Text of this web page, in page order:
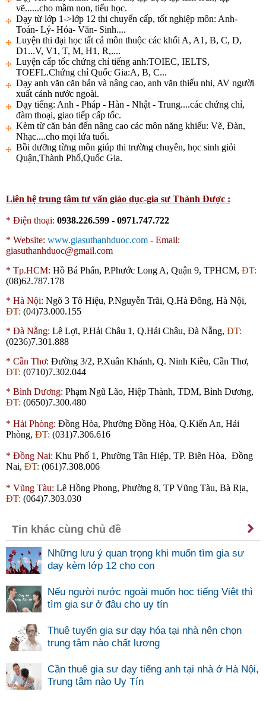
vẽ......cho mầm non, tiểu học.
Dạy từ lớp 1->lớp 12 thi chuyển cấp, tốt nghiệp môn: Anh-
Toán- Lý- Hóa- Văn- Sinh....
Luyện thi đại học tất cả môn thuộc các khối A, A1, B, C, D,
D1...V, V1, T, M, H1, R,....
Luyện cấp tốc chứng chỉ tiếng anh:TOIEC, IELTS,
TOEFL.Chứng chỉ Quốc Gia:A, B, C...
Dạy anh văn căn bản và nâng cao, anh văn thiếu nhi, AV người
xuất cảnh nước ngoài.
Dạy tiếng: Anh - Pháp - Hàn - Nhật - Trung....các chứng chỉ,
đàm thoại, giao tiếp cấp tốc.
Kèm từ căn bản đến nâng cao các môn năng khiếu: Vẽ, Đàn,
Nhạc....cho mọi lứa tuổi.
Bồi dưỡng từng môn giúp thi trường chuyên, học sinh giỏi
Quận,Thành Phố,Quốc Gia.
Liên hệ trung tâm tư vấn giáo dục-gia sư Thành Được :
* Điện thoại: 0938.226.599 - 0971.747.722
* Website: www.giasuthanhduoc.com - Email:
giasuthanhduoc@gmail.com
* Tp.HCM: Hồ Bá Phấn, P.Phước Long A, Quận 9, TPHCM, ĐT:
(08)62.787.178
* Hà Nội: Ngõ 3 Tô Hiệu, P.Nguyễn Trãi, Q.Hà Đông, Hà Nội,
ĐT: (04)73.000.155
* Đà Nẵng: Lê Lợi, P.Hải Châu 1, Q.Hải Châu, Đà Nẵng, ĐT:
(0236)7.301.888
* Cần Thơ: Đường 3/2, P.Xuân Khánh, Q. Ninh Kiều, Cần Thơ,
ĐT: (0710)7.302.044
* Bình Dương: Phạm Ngũ Lão, Hiệp Thành, TDM, Bình Dương,
ĐT: (0650)7.300.480
* Hải Phòng: Đồng Hòa, Phường Đồng Hòa, Q.Kiến An, Hải
Phòng, ĐT: (031)7.306.616
* Đồng Nai: Khu Phố 1, Phường Tân Hiệp, TP. Biên Hòa, Đồng
Nai, ĐT: (061)7.308.006
* Vũng Tàu: Lê Hồng Phong, Phường 8, TP Vũng Tàu, Bà Rịa,
ĐT: (064)7.303.030
Tin khác cùng chủ đề
Những lưu ý quan trọng khi muốn tìm gia sư
dạy kèm lớp 12 cho con
Nếu người nước ngoài muốn học tiếng Việt thì
tìm gia sư ở đâu cho uy tín
Thuê tuyển gia sư dạy hóa tại nhà nên chọn
trung tâm nào chất lương
Cần thuê gia sư dạy tiếng anh tại nhà ở Hà Nội,
Trung tâm nào Uy Tín